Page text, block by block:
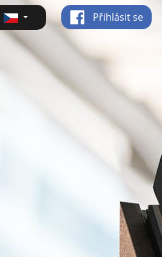
Přihlásit se